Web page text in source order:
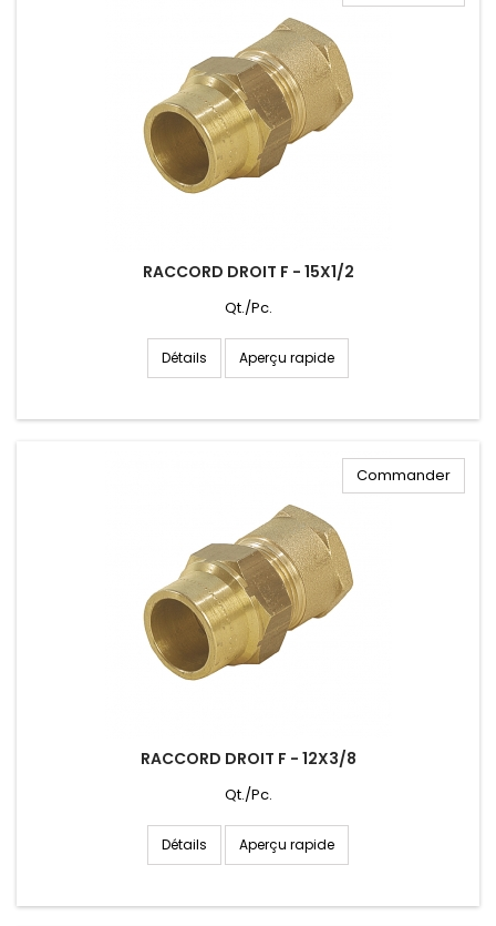
RACCORD DROIT F - 15X1/2
Qt./Pc.
Détails Aperçu rapide
RACCORD DROIT F - 12X3/8
Qt./Pc.
Détails Aperçu rapide
Commander